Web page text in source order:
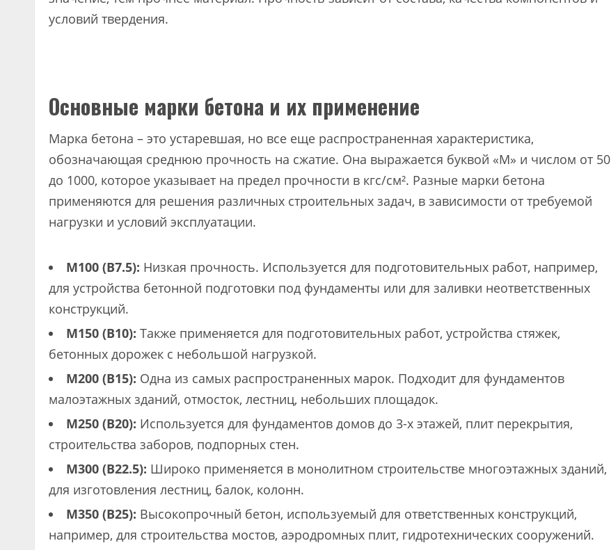
условий твердения.
Основные марки бетона и их применение
Марка бетона – это устаревшая, но все еще распространенная характеристика,
обозначающая среднюю прочность на сжатие. Она выражается буквой «М» и числом от 50
до 1000, которое указывает на предел прочности в кгс/см². Разные марки бетона
применяются для решения различных строительных задач, в зависимости от требуемой
нагрузки и условий эксплуатации.
М100 (В7.5): Низкая прочность. Используется для подготовительных работ, например,
для устройства бетонной подготовки под фундаменты или для заливки неответственных
конструкций.
М150 (В10): Также применяется для подготовительных работ, устройства стяжек,
бетонных дорожек с небольшой нагрузкой.
М200 (В15): Одна из самых распространенных марок. Подходит для фундаментов
малоэтажных зданий, отмосток, лестниц, небольших площадок.
М250 (В20): Используется для фундаментов домов до 3-х этажей, плит перекрытия,
строительства заборов, подпорных стен.
М300 (В22.5): Широко применяется в монолитном строительстве многоэтажных зданий,
для изготовления лестниц, балок, колонн.
М350 (В25): Высокопрочный бетон, используемый для ответственных конструкций,
например, для строительства мостов, аэродромных плит, гидротехнических сооружений.